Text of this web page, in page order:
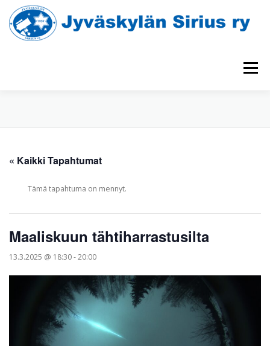
sisältöön
Valikko
HAVAINTOLAITTEET
« Kaikki Tapahtumat
Tämä tapahtuma on mennyt.
Maaliskuun tähtiharrastusilta
13.3.2025 @ 18:30-20:00